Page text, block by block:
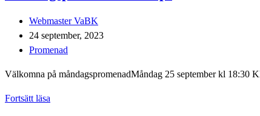
Inläggsförfattare:
Webmaster VaBK
Inlägget
publicerat:
24 september, 2023
Inläggskategori:
Promenad
Välkomna på måndagspromenadMåndag 25 september kl 18:30
Fortsätt läsa